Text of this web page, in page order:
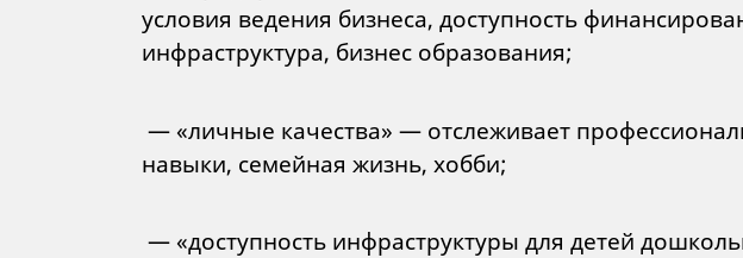
условия ведения бизнеса, доступность
инфраструктура, бизнес образования;
— «личные качества» — отслеживает
навыки, семейная жизнь, хобби;
— «доступность инфраструктуры для детей